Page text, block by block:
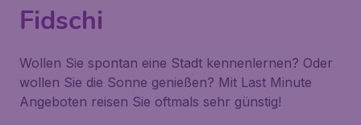
Fidschi
Wollen Sie spontan eine Stadt kennenlernen? Oder
wollen Sie die Sonne genießen? Mit Last Minute
Angeboten reisen Sie oftmals sehr günstig!